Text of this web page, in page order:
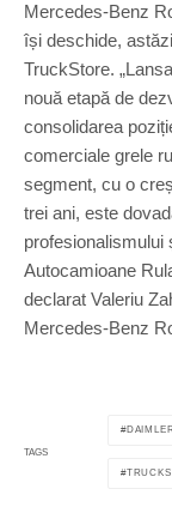
Mercedes-Benz
își deschide,
TruckStore.
nouă etapă de
consolidarea
comerciale grele
segment, cu o
trei ani, este
profesionalismului
Autocamioane
declarat Valeriu
Mercedes-Benz
TAGS